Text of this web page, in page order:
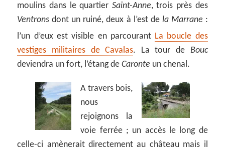
moulins dans le quartier Saint-Anne, trois près des
Ventrons dont un ruiné, deux à l’est de la Marrane :
l’un d’eux est visible en parcourant La boucle des
vestiges militaires de Cavalas. La tour de Bouc
deviendra un fort, l’étang deCaronte un chenal.
A travers bois,
nous
rejoignons la
voie ferrée ; un accès le long de
celle-ci amènerait directement au château mais il